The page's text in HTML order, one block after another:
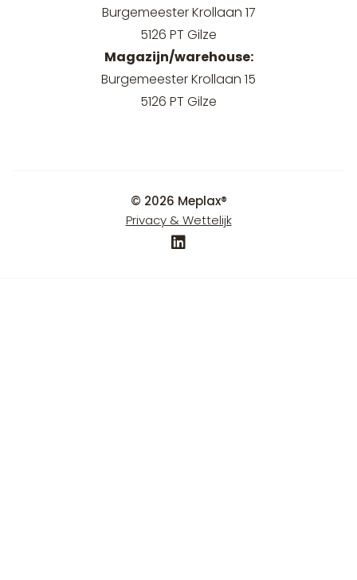
Burgemeester Krollaan 17
5126 PT Gilze
Magazijn/warehouse:
Burgemeester Krollaan 15
5126 PT Gilze
© 2026 Meplax®
Privacy & Wettelijk